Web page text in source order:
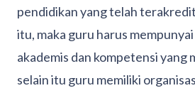
pendidikan yang telah
itu, maka guru harus
akademis dan kompetensi yang
selain itu guru memiliki